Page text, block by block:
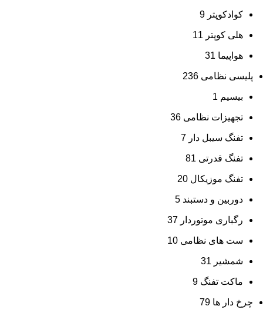
کوادکوپتر 9
هلی کوپتر 11
هواپیما 31
پلیسی نظامی 236
بیسیم 1
تجهیزات نظامی 36
تفنگ سیبل دار 7
تفنگ قدرتی 81
تفنگ موزیکال 20
دوربین و دستبند 5
رگباری موتوردار 37
ست های نظامی 10
شمشیر 31
ماکت تفنگ 9
چرخ دار ها 79